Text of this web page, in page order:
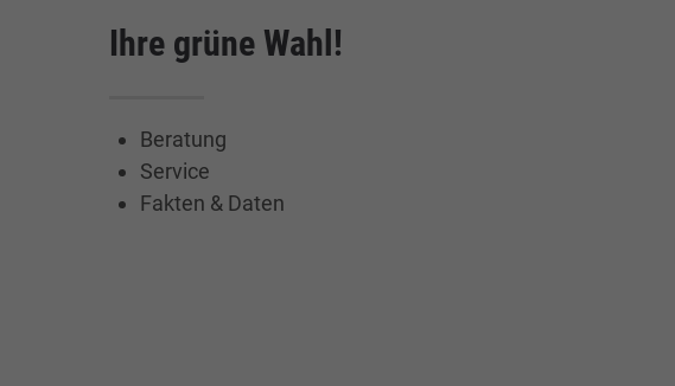
Ihre grüne Wahl!
Beratung
Service
Fakten & Daten